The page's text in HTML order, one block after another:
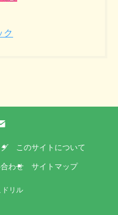
ク
このサイトについて
わせ サイトマップ
リル